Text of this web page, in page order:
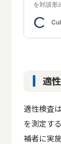
適
適性検査
を測定す
補者に実